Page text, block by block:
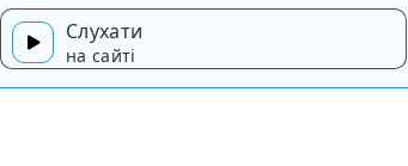
Слухати
на сайті